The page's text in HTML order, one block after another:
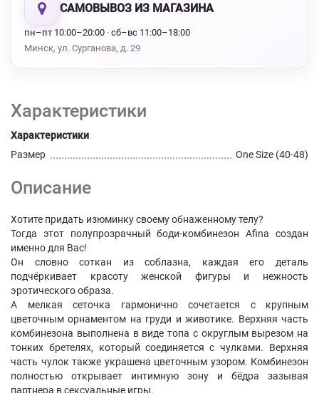
САМОВЫВОЗ ИЗ МАГАЗИНА
пн–пт 10:00–20:00 · сб–вс 11:00–18:00
Минск, ул. Сурганова, д. 29
Характеристики
Характеристики
Размер
One Size (40-48)
Описание
Хотите придать изюминку своему обнаженному телу?
Тогда этот полупрозрачный боди-комбинезон Afina создан
именно для Вас!
Он словно соткан из соблазна, каждая его деталь
подчёркивает красоту женской фигуры и нежность
эротического образа.
А мелкая сеточка гармонично сочетается с крупным
цветочным орнаментом на груди и животике. Верхняя часть
комбинезона выполнена в виде топа с округлым вырезом на
тонких бретелях, который соединяется с чулками. Верхняя
часть чулок также украшена цветочным узором. Комбинезон
полностью открывает интимную зону и бёдра зазывая
партнера в сексуальные игры.